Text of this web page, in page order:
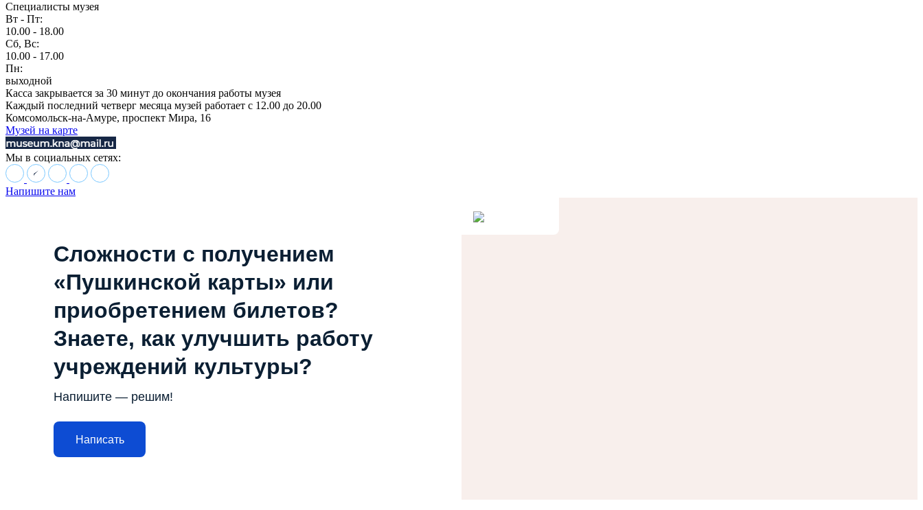
Специалисты музея
Вт - Пт:
10.00 - 18.00
Сб, Вс:
10.00 - 17.00
Пн:
выходной
Касса закрывается за 30 минут до окончания работы музея
Каждый последний четверг месяца музей работает с 12.00 до 20.00
Комсомольск-на-Амуре, проспект Мира, 16
Музей на карте
Мы в социальных сетях:
Напишите нам
Сложности с получением
«Пушкинской карты» или
приобретением билетов?
Знаете, как улучшить работу
учреждений культуры?
Напишите — решим!
Написать